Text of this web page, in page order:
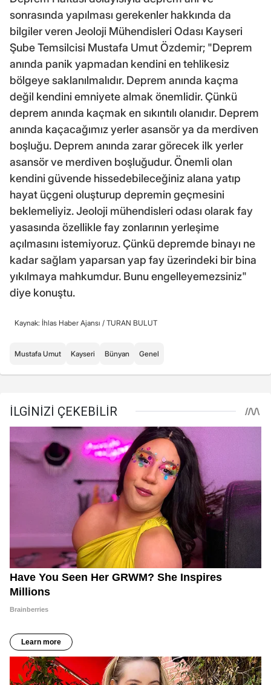
sonrasında yapılması gerekenler hakkında da
bilgiler veren Jeoloji Mühendisleri Odası Kayseri
Şube Temsilcisi Mustafa Umut Özdemir; "Deprem
anında panik yapmadan kendini en tehlikesiz
bölgeye saklanılmalıdır. Deprem anında kaçma
değil kendini emniyete almak önemlidir. Çünkü
deprem anında kaçmak en sıkıntılı olanıdır. Deprem
anında kaçacağımız yerler asansör ya da merdiven
boşluğu. Deprem anında zarar görecek ilk yerler
asansör ve merdiven boşluğudur. Önemli olan
kendini güvende hissedebileceğiniz alana yatıp
hayat üçgeni oluşturup depremin geçmesini
beklemeliyiz. Jeoloji mühendisleri odası olarak fay
yasasında özellikle fay zonlarının yerleşime
açılmasını istemiyoruz. Çünkü depremde binayı ne
kadar sağlam yaparsan yap fay üzerindeki bir bina
yıkılmaya mahkumdur. Bunu engelleyemezsiniz"
diye konuştu.
Kaynak: İhlas Haber Ajansı / TURAN BULUT
Mustafa Umut Kayseri Bünyan Genel